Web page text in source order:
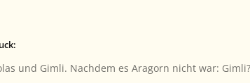
und Gimli. Nachdem es Aragorn nicht war: